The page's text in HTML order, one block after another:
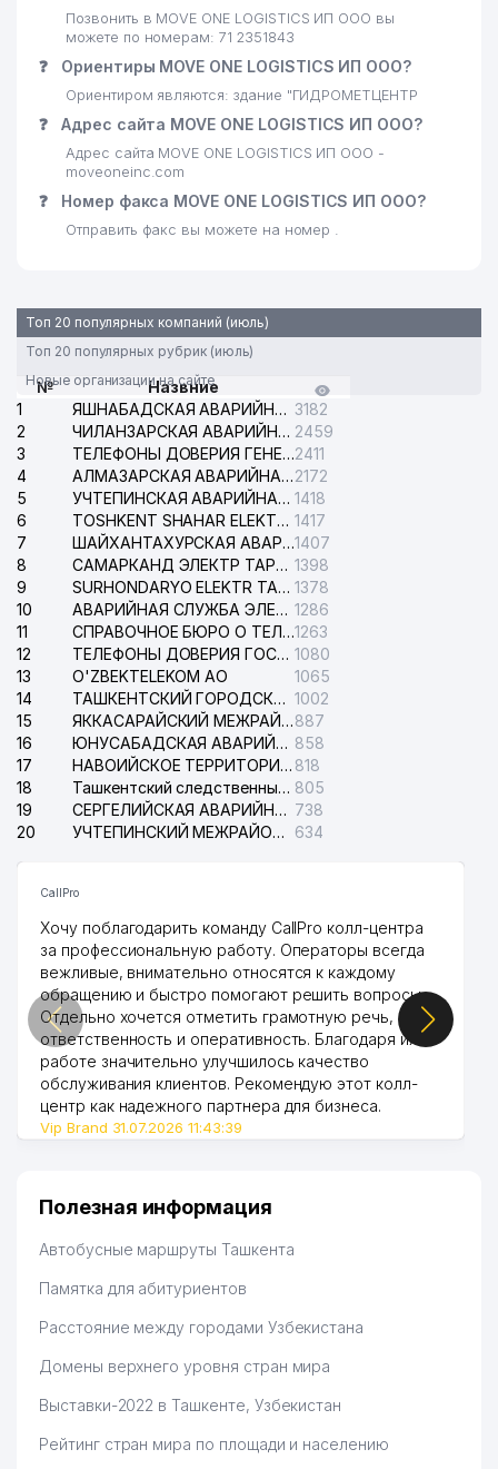
Позвонить в MOVE ONE LOGISTICS ИП ООО вы
можете по номерам: 71 2351843
❓ Ориентиры MOVE ONE LOGISTICS ИП ООО?
Ориентиром являются: здание "ГИДРОМЕТЦЕНТР
❓ Адрес сайта MOVE ONE LOGISTICS ИП ООО?
Адрес сайта MOVE ONE LOGISTICS ИП ООО -
moveoneinc.com
❓ Номер факса MOVE ONE LOGISTICS ИП ООО?
Отправить факс вы можете на номер .
Топ 20 популярных компаний (июль)
Топ 20 популярных рубрик (июль)
Новые организации на сайте
№
Назвние
1
ЯШНАБАДСКАЯ АВАРИЙНАЯ СЛУЖБА ЭЛЕКТРОСЕТИ 3182
2
ЧИЛАНЗАРСКАЯ АВАРИЙНАЯ СЛУЖБА ЭЛЕКТРОСЕТИ 2459
3
ТЕЛЕФОНЫ ДОВЕРИЯ ГЕНЕРАЛЬНОЙ ПРОКУРАТУРЫ РЕСПУБЛИКИ УЗБЕКИСТАН2411
4
АЛМАЗАРСКАЯ АВАРИЙНАЯ СЛУЖБА ЭЛЕКТРОСЕТИ2172
5
УЧТЕПИНСКАЯ АВАРИЙНАЯ СЛУЖБА ЭЛЕКТРОСЕТИ 1418
6
TOSHKENT SHAHAR ELEKTR TARMOQLARI KORXONASI АО 1417
7
ШАЙХАНТАХУРСКАЯ АВАРИЙНАЯ СЛУЖБА ЭЛЕКТРОСЕТИ1407
8
САМАРКАНД ЭЛЕКТР ТАРМОКЛАРИ АО 1398
9
SURHONDARYO ELEKTR TARMOKLARI АО 1378
10
АВАРИЙНАЯ СЛУЖБА ЭЛЕКТРОСЕТИ ТАШКЕНТСКОГО РАЙОНА 1286
11
СПРАВОЧНОЕ БЮРО О ТЕЛЕФОНАХ ОРГАНИЗАЦИЙ г. ТАШКЕНТА1263
12
ТЕЛЕФОНЫ ДОВЕРИЯ ГОСУДАРСТВЕННОГО ЦЕНТРА ТЕСТИРОВАНИЯ 1080
13
O'ZBEKTELEKOM АО
1065
14
ТАШКЕНТСКИЙ ГОРОДСКОЙ СУД ПО ГРАЖДАНСКИМ ДЕЛАМ 1002
15
ЯККАСАРАЙСКИЙ МЕЖРАЙОННЫЙ СУД ПО ГРАЖДАНСКИМ ДЕЛАМ887
16
ЮНУСАБАДСКАЯ АВАРИЙНАЯ СЛУЖБА ЭЛЕКТРОСЕТИ 858
17
НАВОИЙСКОЕ ТЕРРИТОРИАЛЬНОЕ ПРЕДПРИЯТИЕ ЭЛЕКТРОСЕТИ АО 818
18
Ташкентский следственный изолятор 805
19
СЕРГЕЛИЙСКАЯ АВАРИЙНАЯ СЛУЖБА ЭЛЕКТРОСЕТИ 738
20
УЧТЕПИНСКИЙ МЕЖРАЙОННЫЙ СУД ПО ГРАЖДАНСКИМ ДЕЛАМ 634
CallPro
Хочу поблагодарить команду CallPro колл-центра
за профессиональную работу. Операторы всегда
вежливые, внимательно относятся к каждому
обращению и быстро помогают решить вопросы.
Отдельно хочется отметить грамотную речь,
ответственность и оперативность. Благодаря их
работе значительно улучшилось качество
обслуживания клиентов. Рекомендую этот колл-
центр как надежного партнера для бизнеса.
Vip Brand 31.07.2026 11:43:39
Полезная информация
Автобусные маршруты Ташкента
Памятка для абитуриентов
Расстояние между городами Узбекистана
Домены верхнего уровня стран мира
Выставки-2022 в Ташкенте, Узбекистан
Рейтинг стран мира по площади и населению